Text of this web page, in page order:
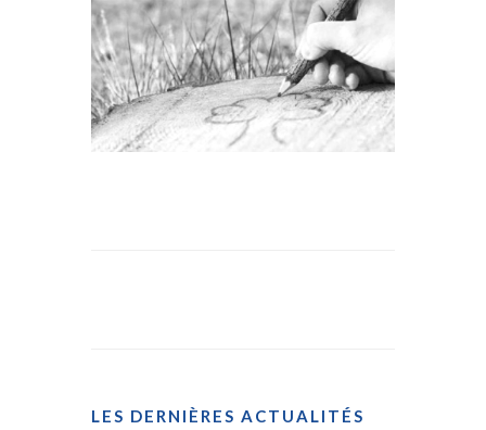
LES DERNIÈRES ACTUALITÉS